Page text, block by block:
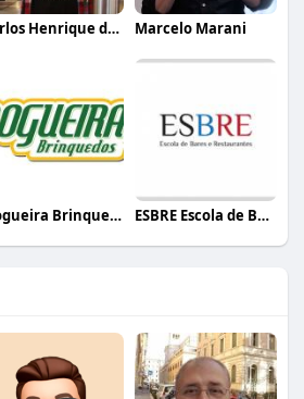
Carlos Henrique de Faria Vasconcelos Marcelo Marani
Nogueira Brinquedos ESBRE Escola de Bares e Restaurantes